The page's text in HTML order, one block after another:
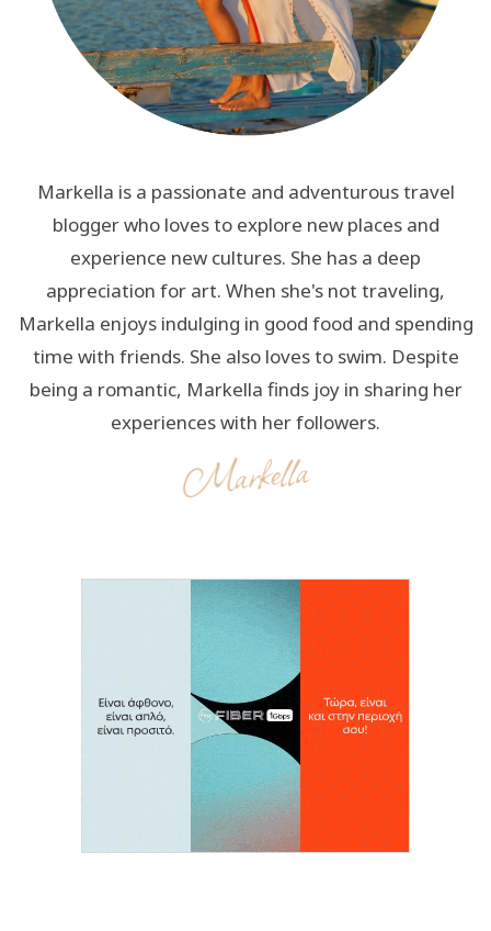
Markella is a passionate and adventurous travel
blogger who loves to explore new places and
experience new cultures. She has a deep
appreciation for art. When she's not traveling,
Markella enjoys indulging in good food and spending
time with friends. She also loves to swim. Despite
being a romantic, Markella finds joy in sharing her
experiences with her followers.